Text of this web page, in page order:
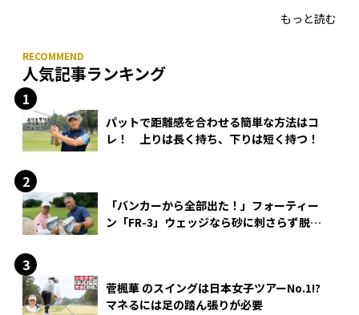
もっと読む
人気記事ランキング
パットで距離感を合わせる簡単な方法はコ
レ！ 上りは長く持ち、下りは短く持つ！
「バンカーから全部出た！」フォーティー
ン「FR-3」ウェッジなら砂に刺さらず脱出
菅楓華 のスイングは日本女子ツアーNo.1!?
マネるには足の踏ん張りが必要